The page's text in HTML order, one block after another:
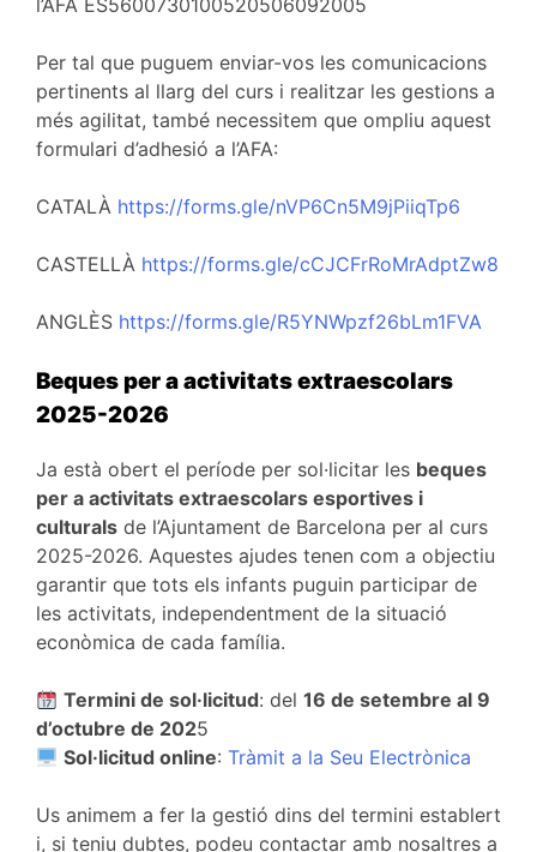
l’AFA ES5600730100520506092005
Per tal que puguem enviar-vos les comunicacions
pertinents al llarg del curs i realitzar les gestions a
més agilitat, també necessitem que ompliu aquest
formulari d’adhesió a l’AFA:
CATALÀ https://forms.gle/nVP6Cn5M9jPiiqTp6
CASTELLÀ https://forms.gle/cCJCFrRoMrAdptZw8
ANGLÈS https://forms.gle/R5YNWpzf26bLm1FVA
Beques per a activitats extraescolars
2025-2026
Ja està obert el període per sol·licitar les beques
per a activitats extraescolars esportives i
culturals de l’Ajuntament de Barcelona per al curs
2025-2026. Aquestes ajudes tenen com a objectiu
garantir que tots els infants puguin participar de
les activitats, independentment de la situació
econòmica de cada família.
Termini de sol·licitud: del16 de setembre al 9
d’octubre de 2025
Sol·licitud online:Tràmit a la Seu Electrònica
Us animem a fer la gestió dins del termini establert
i, si teniu dubtes, podeu contactar amb nosaltres a